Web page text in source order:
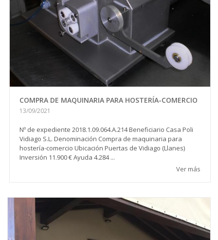
COMPRA DE MAQUINARIA PARA HOSTERÍA-COMERCIO
13/09/2021
Nº de expediente 2018.1.09.064.A.214 Beneficiario Casa Poli
Vidiago S.L. Denominación Compra de maquinaria para
hostería-comercio Ubicación Puertas de Vidiago (Llanes)
Inversión 11.900 € Ayuda 4.284 ...
Ver más